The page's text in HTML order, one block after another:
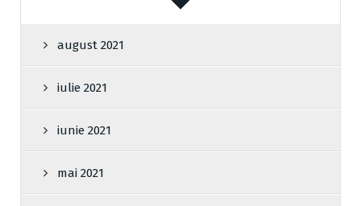
august 2021
iulie 2021
iunie 2021
mai 2021